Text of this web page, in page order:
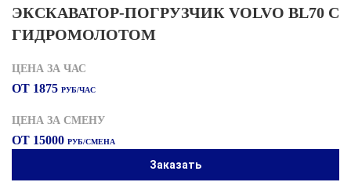
ЭКСКАВАТОР-ПОГРУЗЧИК VOLVO BL70 С
ГИДРОМОЛОТОМ
ЦЕНА ЗА ЧАС
ОТ 1875 РУБ/ЧАС
ЦЕНА ЗА СМЕНУ
ОТ 15000 РУБ/СМЕНА
Заказать